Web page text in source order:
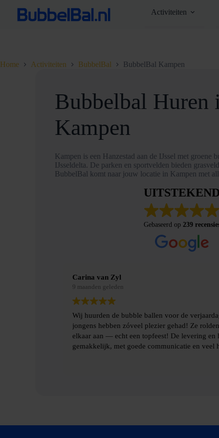
Activiteiten
Home Activiteiten BubbelBal BubbelBal Kampen
Bubbelbal Huren
Kampen
Kampen is een Hanzestad aan de IJssel met groene
IJsseldelta. De parken en sportvelden bieden
BubbelBal komt naar jouw locatie in Kampen met
UITSTEKEND
Gebaseerd op 239
Merel Bosman
9 maanden geleden
Wij hebben met vriendenweekend gebruik
hilarische ervaring!!
Heel fijn contact gehad over de levering en het